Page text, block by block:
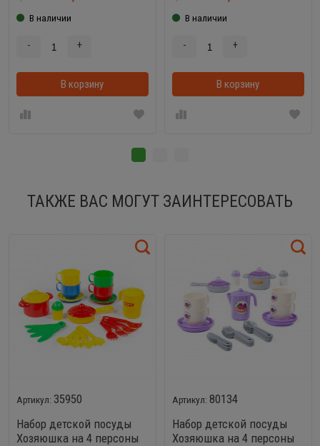
В наличии
- +
В корзину В корзинке
В наличии
- +
В корзину
ТАКЖЕ ВАС МОГУТ ЗАИНТЕРЕСОВАТЬ
35950
Набор детской посуды
Хозяюшка на 4 персоны
80134
Набор детской посуды
Хозяюшка на 4 персоны